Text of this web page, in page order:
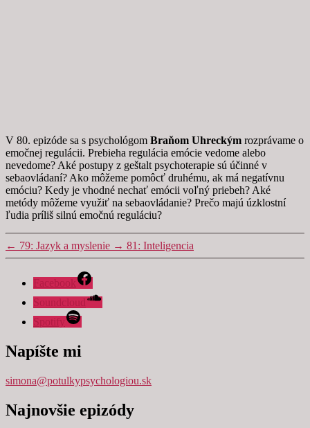
V 80. epizóde sa s psychológom Braňom Uhreckým rozprávame o
emočnej regulácii. Prebieha regulácia emócie vedome alebo
nevedome? Aké postupy z geštalt psychoterapie sú účinné v
sebaovládaní? Ako môžeme pomôcť druhému, ak má negatívnu
emóciu? Kedy je vhodné nechať emócii voľný priebeh? Aké
metódy môžeme využiť na sebaovládanie? Prečo majú úzklostní
ľudia príliš silnú emočnú reguláciu?
← 79: Jazyk a myslenie → 81: Inteligencia
Facebook
Soundcloud
Spotify
Napíšte mi
simona@potulkypsychologiou.sk
Najnovšie epizódy